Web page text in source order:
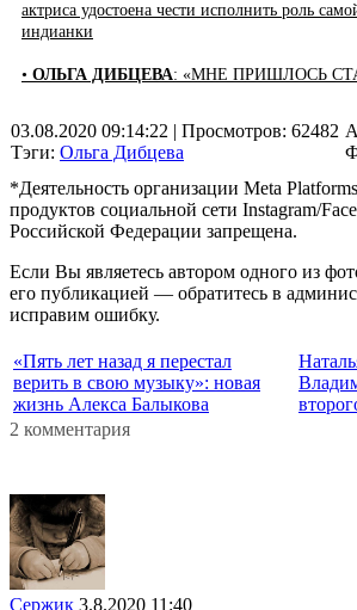
актриса удостоена чести исполнить роль
индианки
• ОЛЬГА ДИБЦЕВА: «МНЕ ПРИШЛОСЬ
03.08.2020 09:14:22 | Просмотров: 62482
Тэги: Ольга Дибцева
*Деятельность организации Meta
продуктов социальной сети Instagram/
Российской Федерации запрещена.
Если Вы являетесь автором одного из
его публикацией — обратитесь в
исправим ошибку.
«Пять лет назад я перестал
верить в свою музыку»: новая
жизнь Алекса Балыкова
2 комментария
Сержик 3.8.2020 11:40